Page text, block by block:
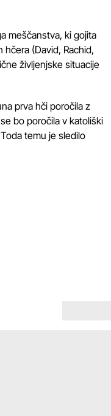
meščanstva, ki gojita
(David, Rachid,
življenjske situacije
prva hči poročila z
bo poročila v katoliški
temu je sledilo